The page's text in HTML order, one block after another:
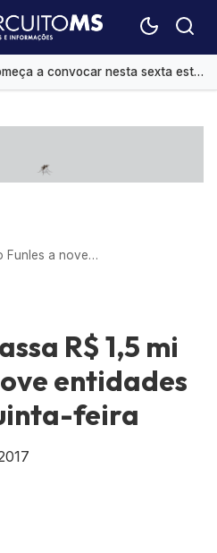
Fies começa a convocar nesta sexta estudantes em lista de espera
Mato Grosso do Sul amplia ações de alfabetização infantil
Governo repassa R$ 1,5 mi do Funles a nove entidades civis nesta quinta-feira
R$ 1,5 mi
entidades
feira